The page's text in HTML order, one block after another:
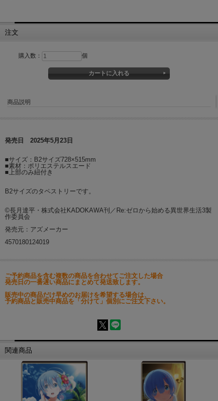
注文
購入数： 個
商品説明
発売日 2025年5月23日
■サイズ：B2サイズ728×515mm
■素材：ポリエステルスエード
■上部のみ紐付き
B2サイズのタペストリーです。
©長月達平・株式会社KADOKAWA刊／Re:ゼロから始める異世界生活3製
作委員会
発売元：アズメーカー
4570180124019
ご予約商品を含む複数の商品を合わせてご注文した場合
発売日の一番遅い商品にまとめて発送致します。
販売中の商品だけ早めのお届けを希望する場合は、
予約商品と販売中商品を「分けて」個別にご注文下さい。
関連商品